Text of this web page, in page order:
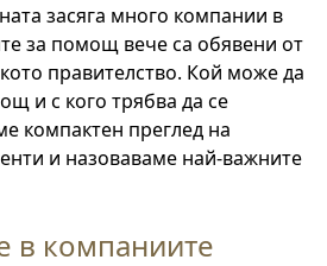
засяга много компании в
за помощ вече са обявени от
правителство. Кой може да
и с кого трябва да се
компактен преглед на
и назоваваме най-важните
в компаниите